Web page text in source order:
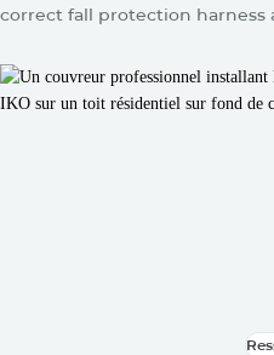
correct fall protection
correctly.